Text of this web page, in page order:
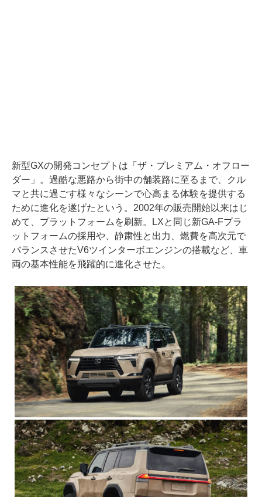
新型GXの開発コンセプトは「ザ・プレミアム・オフロー
ダー」。過酷な悪路から街中の舗装路に至るまで、クル
マと共に過ごす様々なシーンで心高まる体験を提供する
ために進化を遂げたという。2002年の販売開始以来はじ
めて、プラットフォームを刷新。LXと同じ新GA-Fプラ
ットフォームの採用や、静粛性と出力、燃費を高次元で
バランスさせたV6ツインターボエンジンの搭載など、車
両の基本性能を飛躍的に進化させた。